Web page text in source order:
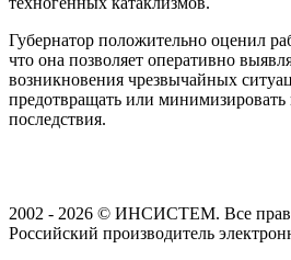
Губернатор положительно оценил
что она позволяет оперативно
возникновения чрезвычайных
предотвращать или
последствия.
2002 - 2026 © ИНСИСТЕМ. Все
Российский производитель